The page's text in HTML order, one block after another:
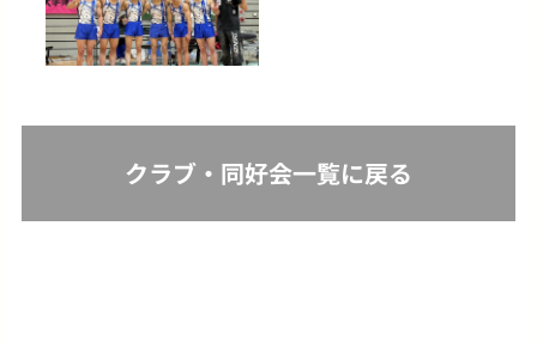
クラブ・同好会一覧に戻る